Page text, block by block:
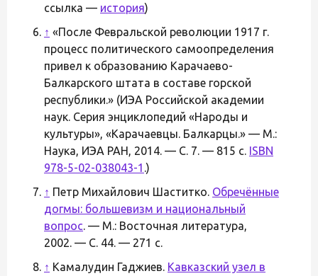
ссылка — история)
↑ «После Февральской революции 1917 г.
процесс политического самоопределения
привел к образованию Карачаево-
Балкарского штата в составе горской
республики.» (ИЭА Российской академии
наук. Серия энциклопедий «Народы и
культуры», «Карачаевцы. Балкарцы.» — М.:
Наука, ИЭА РАН, 2014. — С. 7. — 815 с. ISBN
978-5-02-038043-1 .)
↑ Петр Михайлович Шаститко. Обречённые
догмы: большевизм и национальный
вопрос. — М.: Восточная литература,
2002. — С. 44. — 271 с.
↑ Камалудин Гаджиев. Кавказский узел в